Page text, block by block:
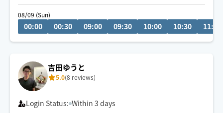
08/09 (Sun)
00:00 00:30 09:00 09:30 10:00 10:30 11:00
吉田ゆうと
5.0(8 reviews)
Login Status: Within 3 days